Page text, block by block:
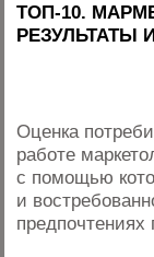
ТОП-10.
РЕЗУЛЬТАТЫ
Оценка
работе
с помощью
и